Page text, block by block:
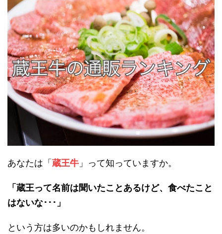
あなたは「 蔵王牛 」って知っていますか。
「蔵王って名前は聞いたことあるけど、食べたこと
はないな･･･」
という方は多いのかもしれません。